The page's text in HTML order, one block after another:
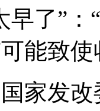
早了”
能致
家发